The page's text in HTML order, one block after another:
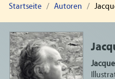
Startseite Autoren